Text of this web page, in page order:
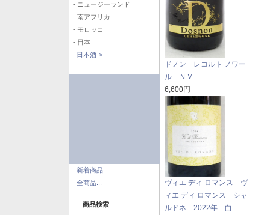
- ニュージーランド
- 南アフリカ
- モロッコ
- 日本
日本酒->
新着商品...
全商品...
商品検索
ドノン レコルト ノワー
ル ＮＶ
6,600円
ヴィエ ディ ロマンス ヴ
ィエ ディ ロマンス シャ
ルドネ 2022年 白